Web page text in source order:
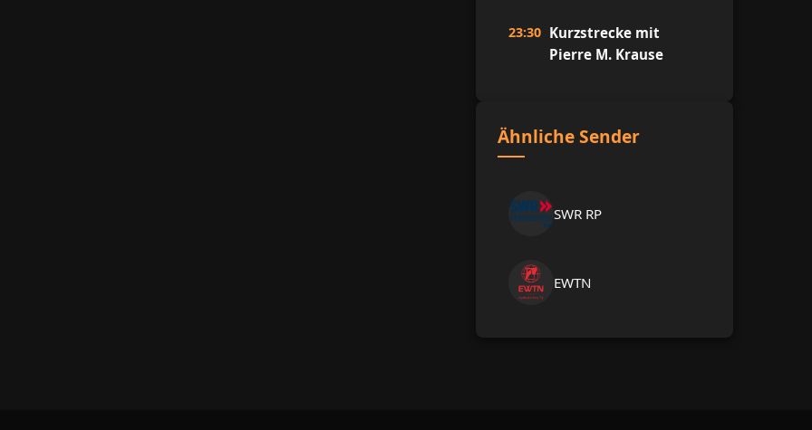
23:30 Kurzstrecke mit
Pierre M. Krause
Ähnliche Sender
SWR RP
EWTN